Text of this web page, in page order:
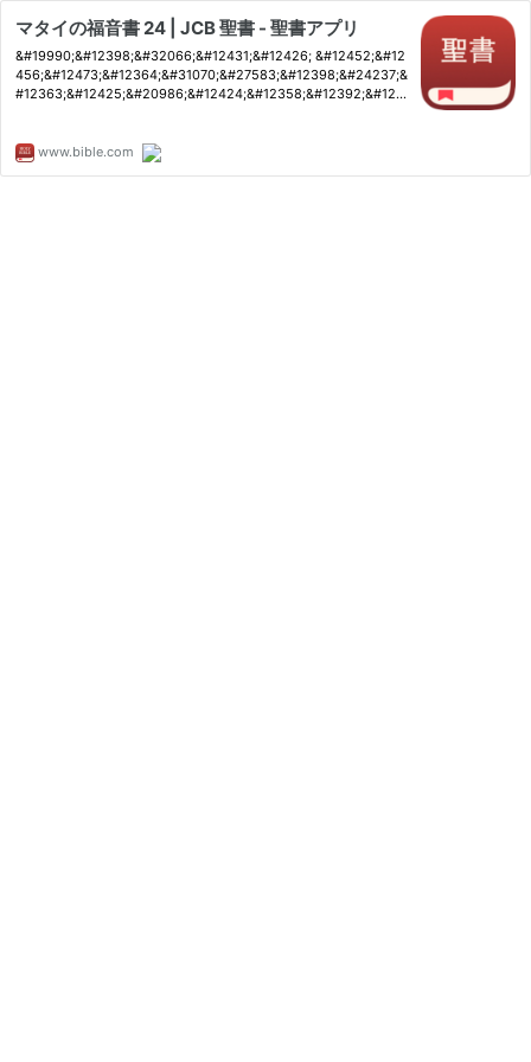
マタイの福音書 24 | JCB 聖書 - 聖書アプリ
&#19990;&#12398;&#32066;&#12431;&#12426; &#12452;&#12
456;&#12473;&#12364;&#31070;&#27583;&#12398;&#24237;&
#12363;&#12425;&#20986;&#12424;&#12358;&#12392;&#123
www.bible.com